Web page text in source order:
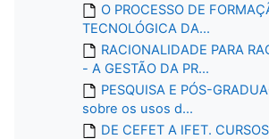
O PROCESSO DE
TECNOLÓGICA DA...
RACIONALIDADE PARA
- A GESTÃO DA PR...
PESQUISA E PÓS-
sobre os usos d...
DE CEFET A IFET.